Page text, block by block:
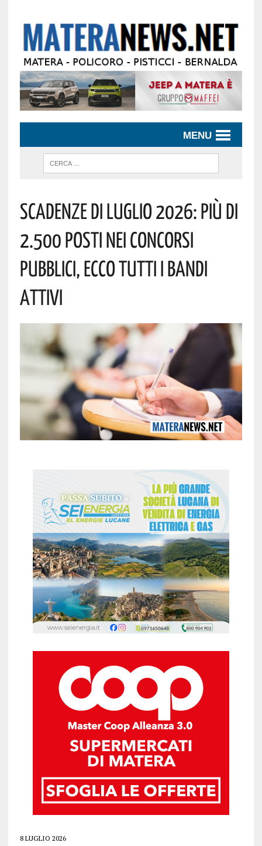
MENU
Scadenze Di Luglio 2026: Più Di
2.500 Posti Nei Concorsi
Pubblici, Ecco Tutti I Bandi
Attivi
8 LUGLIO 2026